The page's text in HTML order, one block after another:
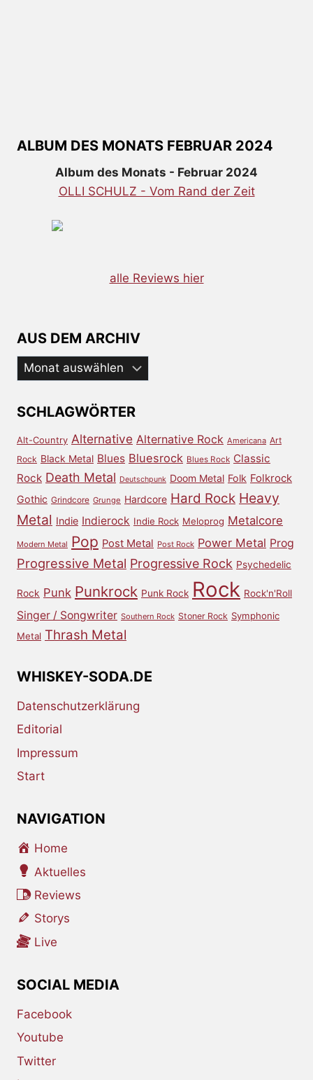
ALBUM DES MONATS FEBRUAR 2024
Album des Monats - Februar 2024
OLLI SCHULZ - Vom Rand der Zeit
alle Reviews hier
AUS DEM ARCHIV
Aus
dem
SCHLAGWÖRTER
Alt-Country Alternative Alternative Rock Americana Art
Rock Black Metal Blues Bluesrock Blues Rock Classic
Rock Death Metal Deutschpunk Doom Metal Folk Folkrock
Gothic Grindcore Grunge Hardcore Hard Rock Heavy
Metal Indie Indierock Indie Rock Meloprog Metalcore
Modern Metal Pop Post Metal Post Rock Power Metal Prog
Progressive Metal Progressive Rock Psychedelic
Rock Punk Punkrock Punk Rock Rock Rock'n'Roll
Singer / Songwriter Southern Rock Stoner Rock Symphonic
Metal Thrash Metal
WHISKEY-SODA.DE
Datenschutzerklärung
Editorial
Impressum
Start
NAVIGATION
Home
Aktuelles
Reviews
Storys
Live
SOCIAL MEDIA
Facebook
Youtube
Twitter